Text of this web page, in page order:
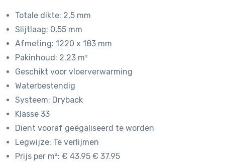
€ 43,95.€ 37,95.
Totale dikte: 2,5 mm
Slijtlaag: 0,55 mm
Afmeting: 1220 x 183 mm
Pakinhoud: 2.23 m²
Geschikt voor vloerverwarming
Waterbestendig
Systeem: Dryback
Klasse 33
Dient vooraf geëgaliseerd te worden
Legwijze: Te verlijmen
Prijs per m²: € 43.95 € 37.95